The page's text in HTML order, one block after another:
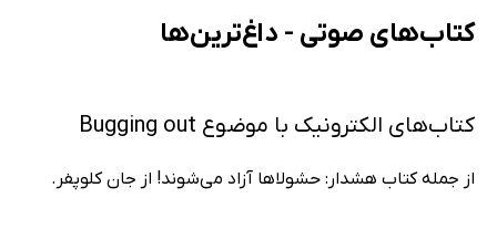
کتاب‌های صوتی - داغ‌ترین‌ها
کتاب‌های الکترونیک با موضوع Bugging out
از جمله کتاب هشدار: حشولا‌ها آزاد می‌شوند! از جان کلوپفر.